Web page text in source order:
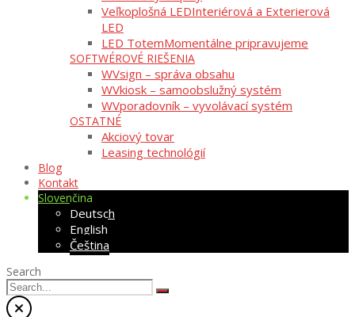
Veľkoplošná LEDInteriérová a Exterierová
LED
LED TotemMomentálne pripravujeme
SOFTWÉROVÉ RIEŠENIA
WVsign – správa obsahu
WVkiosk – samoobslužný systém
WVporadovník – vyvolávací systém
OSTATNÉ
Akciový tovar
Leasing technológií
Blog
Kontakt
Slovenčina
Deutsch
English
Čeština
Search